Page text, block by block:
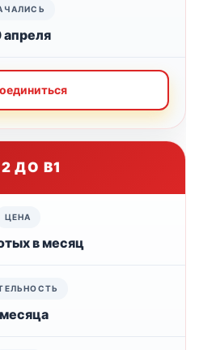
апреля
ДО B1
в месяц